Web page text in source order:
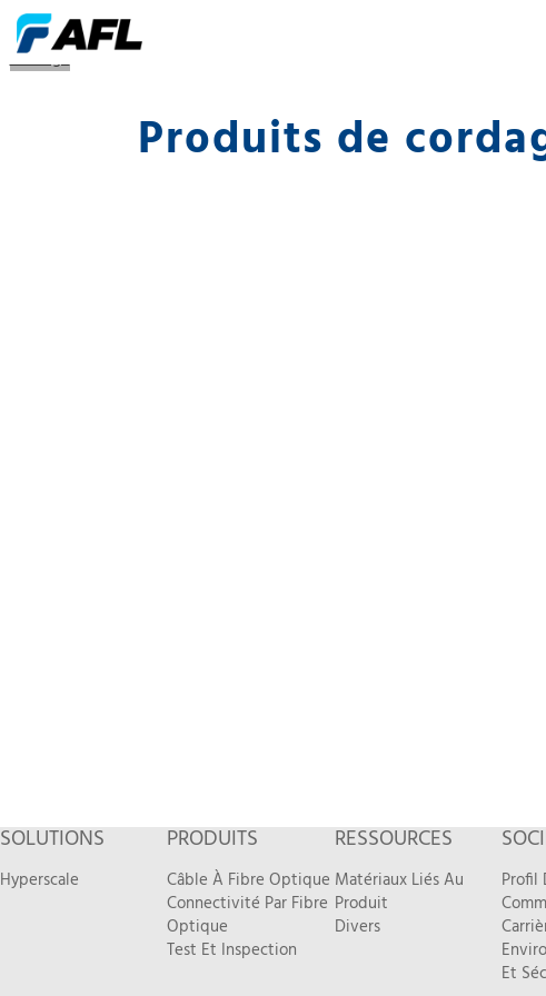
Cordage
Produits de
SOLUTIONS
Hyperscale
PRODUITS
Câble À Fibre Optique
Connectivité Par Fibre
Optique
Test Et Inspection
RESSOURCES
Matériaux Liés Au
Produit
Divers
Profil
Et